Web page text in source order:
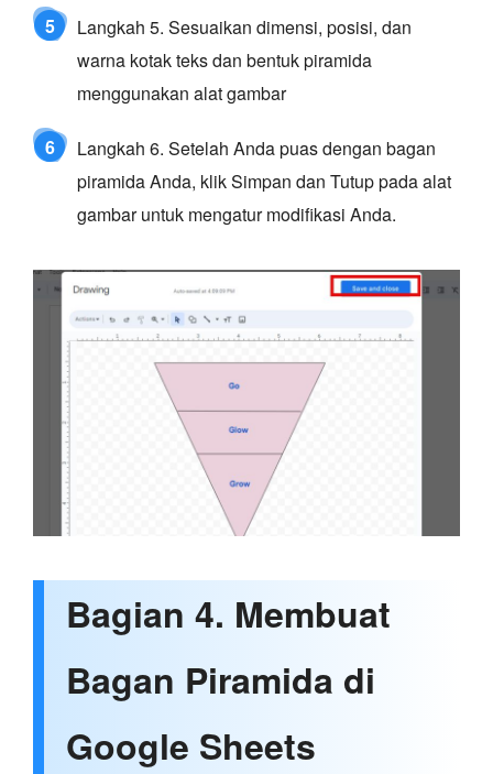
5
Langkah 5. Sesuaikan dimensi, posisi, dan
warna kotak teks dan bentuk piramida
menggunakan alat gambar
6
Langkah 6. Setelah Anda puas dengan bagan
piramida Anda, klik Simpan dan Tutup pada alat
gambar untuk mengatur modifikasi Anda.
Bagian 4. Membuat
Bagan Piramida di
Google Sheets